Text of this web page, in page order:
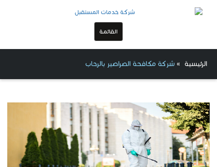
القائمة
الرئيسية » شركة مكافحة الصراصير بالرحاب